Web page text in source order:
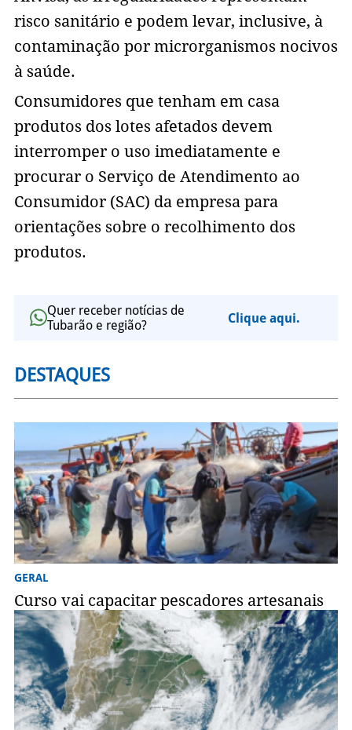
risco sanitário e podem levar, inclusive, à
contaminação por microrganismos nocivos
à saúde.
Consumidores que tenham em casa
produtos dos lotes afetados devem
interromper o uso imediatamente e
procurar o Serviço de Atendimento ao
Consumidor (SAC) da empresa para
orientações sobre o recolhimento dos
produtos.
Quer receber notícias de
Tubarão e região?
Clique aqui.
DESTAQUES
GERAL
Curso vai capacitar pescadores artesanais